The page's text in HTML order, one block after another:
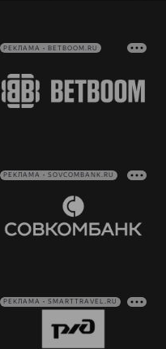
РЕКЛАМА • BETBOOM.RU
РЕКЛАМА • SOVCOMBANK.RU
РЕКЛАМА • SMARTTRAVEL.RU